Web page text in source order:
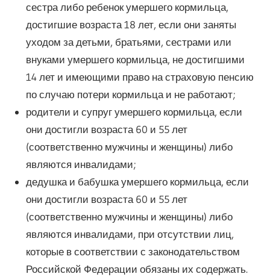
сестра либо ребенок умершего кормильца,
достигшие возраста 18 лет, если они заняты
уходом за детьми, братьями, сестрами или
внуками умершего кормильца, не достигшими
14 лет и имеющими право на страховую пенсию
по случаю потери кормильца и не работают;
родители и супруг умершего кормильца, если
они достигли возраста 60 и 55 лет
(соответственно мужчины и женщины) либо
являются инвалидами;
дедушка и бабушка умершего кормильца, если
они достигли возраста 60 и 55 лет
(соответственно мужчины и женщины) либо
являются инвалидами, при отсутствии лиц,
которые в соответствии с законодательством
Российской Федерации обязаны их содержать.